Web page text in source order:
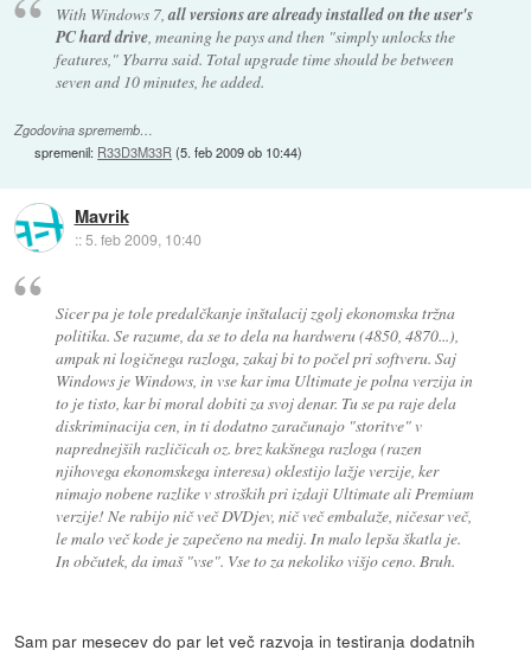
With Windows 7,all versions are already installed on the user's
PC hard drive, meaning he pays and then "simply unlocks the
features," Ybarra said. Total upgrade time should be between
seven and 10 minutes, he added.
Zgodovina sprememb…
spremenil: R33D3M33R (5. feb 2009 ob 10:44)
Mavrik
::5. feb 2009, 10:40
Sicer pa je tole predalčkanje inštalacij zgolj ekonomska tržna
politika. Se razume, da se to dela na hardweru (4850, 4870...),
ampak ni logičnega razloga, zakaj bi to počel pri softveru. Saj
Windows je Windows, in vse kar ima Ultimate je polna verzija in
to je tisto, kar bi moral dobiti za svoj denar. Tu se pa raje dela
diskriminacija cen, in ti dodatno zaračunajo "storitve" v
naprednejših različicah oz. brez kakšnega razloga (razen
njihovega ekonomskega interesa) oklestijo lažje verzije, ker
nimajo nobene razlike v stroških pri izdaji Ultimate ali Premium
verzije! Ne rabijo nič več DVDjev, nič več embalaže, ničesar več,
le malo več kode je zapečeno na medij. In malo lepša škatla je.
In občutek, da imaš "vse". Vse to za nekoliko višjo ceno. Bruh.
Sam par mesecev do par let več razvoja in testiranja dodatnih